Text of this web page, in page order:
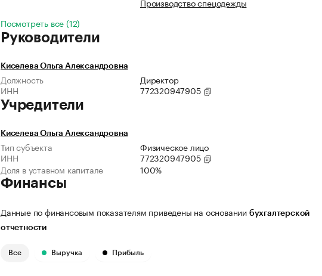
Производство спецодежды
Посмотреть все (12)
Руководители
Киселева Ольга Александровна
Должность
Директор
ИНН
772320947905
Учредители
Киселева Ольга Александровна
Тип субъекта
Физическое лицо
ИНН
772320947905
Доля в уставном капитале
100%
Финансы
Данные по финансовым показателям приведены на основании бухгалтерской
отчетности
Все Выручка Прибыль